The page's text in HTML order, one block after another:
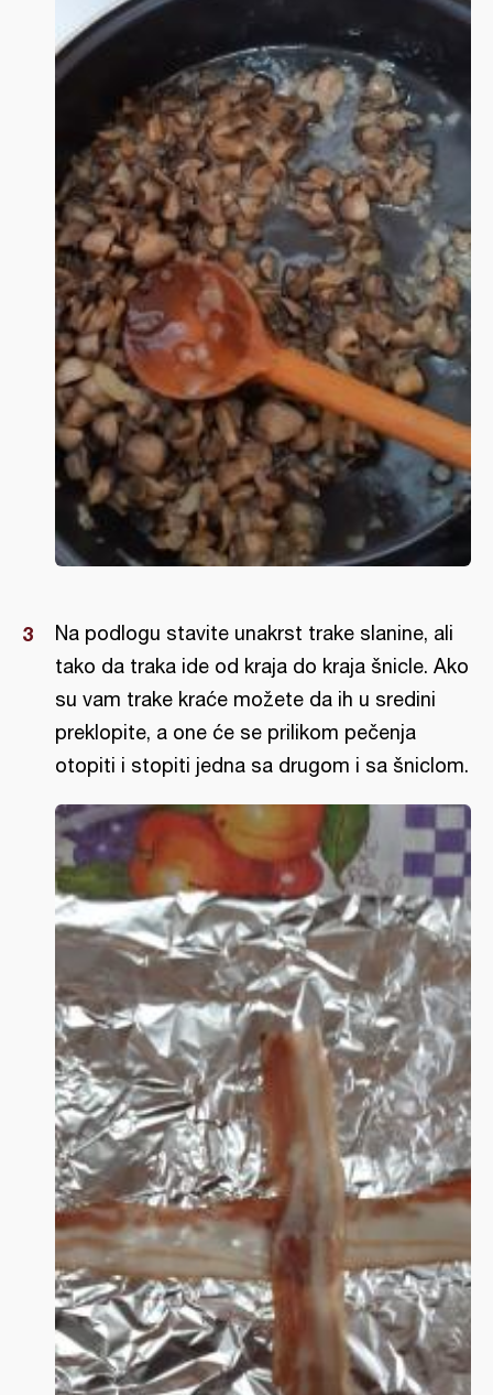
Na podlogu stavite unakrst trake slanine, ali
tako da traka ide od kraja do kraja šnicle. Ako
su vam trake kraće možete da ih u sredini
preklopite, a one će se prilikom pečenja
otopiti i stopiti jedna sa drugom i sa šniclom.